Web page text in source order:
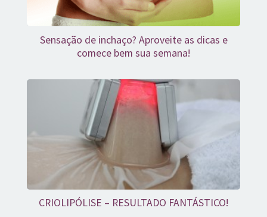
Sensação de inchaço? Aproveite as dicas e
comece bem sua semana!
CRIOLIPÓLISE – RESULTADO FANTÁSTICO!